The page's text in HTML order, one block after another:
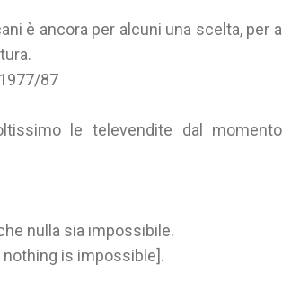
è ancora per alcuni una scelta, per
87
le televendite dal
nulla sia impossibile.
is impossible].